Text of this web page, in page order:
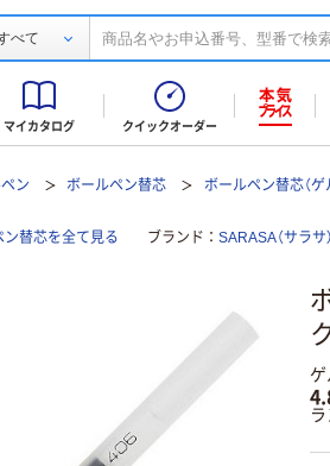
べて
マイカタログ クイックオーダー
ン ボールペン替芯 ボールペン替芯（ゲ
替芯を全て見る ブランド SARASA（サラサ）